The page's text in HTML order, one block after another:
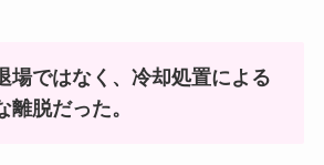
場ではなく、冷却処置による
離脱だった。